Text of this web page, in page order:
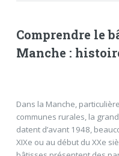
Comprendre le
Manche :
Dans la Manche,
communes rurales, la
datent d’avant 1948,
XIXe ou au début du XXe